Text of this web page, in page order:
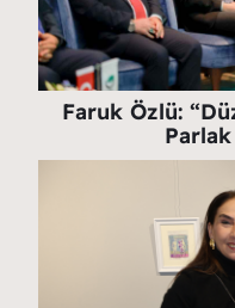
Faruk Özlü: